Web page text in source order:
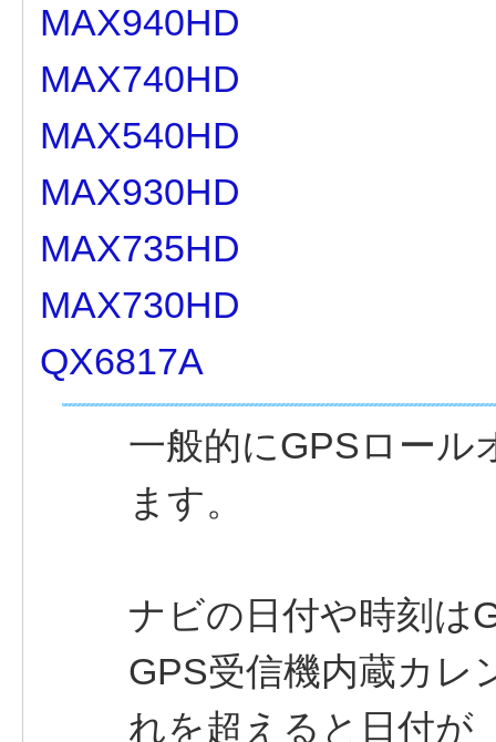
MAX940HD
MAX740HD
MAX540HD
MAX930HD
MAX735HD
MAX730HD
QX6817A
一般的にGPSロール
ます。
ナビの日付や時刻は
GPS受信機内蔵カレ
れを超えると日付が